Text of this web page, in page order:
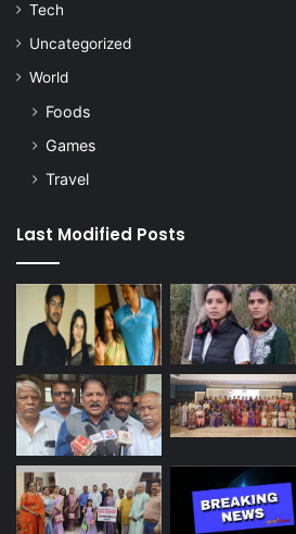
Tech
Uncategorized
World
Foods
Games
Travel
Last Modified Posts